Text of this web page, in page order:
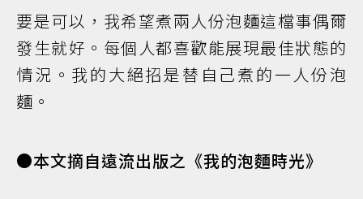
要是可以，我希望煮兩人份泡麵這檔事偶爾
發生就好。每個人都喜歡能展現最佳狀態的
情況。我的大絕招是替自己煮的一人份泡
麵。
●本文摘自遠流出版之《我的泡麵時光》